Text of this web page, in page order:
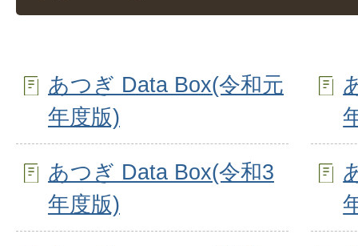
あつぎ Data Box(令和元
年度版)
あつぎ Data Box(令和3
年度版)